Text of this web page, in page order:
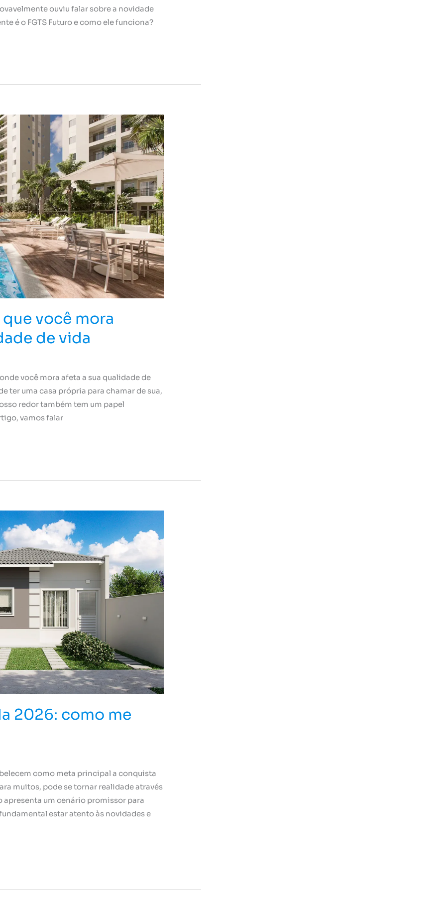
ouviu falar sobre a novidade
é o FGTS Futuro e como ele funciona?
você mora
de vida
você mora afeta a sua qualidade de
ter uma casa própria para chamar de sua,
redor também tem um papel
vamos falar
2026: como me
como meta principal a conquista
muitos, pode se tornar realidade através
apresenta um cenário promissor para
estar atento às novidades e